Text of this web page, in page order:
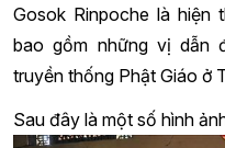
Gosok Rinpoche là hiện
bao gồm những vị dẫn
truyền thống Phật Giáo ở
Sau đây là một số hình